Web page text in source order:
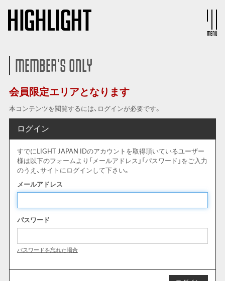
MENU
MEMBER'S ONLY
会員限定エリアとなります
本コンテンツを閲覧するには、ログインが必要です。
ログイン
すでにLIGHT JAPAN IDのアカウントを取得頂いているユーザー
様は以下のフォームより「メールアドレス」「パスワード」をご入力
のうえ、サイトにログインして下さい。
メールアドレス
パスワード
パスワードを忘れた場合